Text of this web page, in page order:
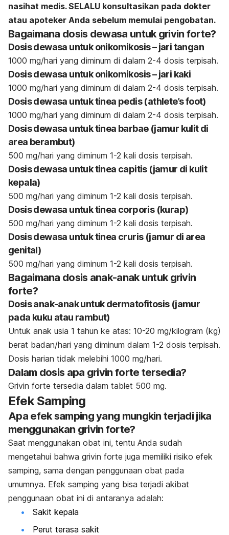
nasihat medis. SELALU konsultasikan pada dokter
atau apoteker Anda sebelum memulai pengobatan.
Bagaimana dosis dewasa untuk grivin forte?
Dosis dewasa untuk onikomikosis – jari tangan
1000 mg/hari yang diminum di dalam 2-4 dosis terpisah.
Dosis dewasa untuk onikomikosis – jari kaki
1000 mg/hari yang diminum di dalam 2-4 dosis terpisah.
Dosis dewasa untuk tinea pedis (athlete’s foot)
1000 mg/hari yang diminum di dalam 2-4 dosis terpisah.
Dosis dewasa untuk tinea barbae (jamur kulit di
area berambut)
500 mg/hari yang diminum 1-2 kali dosis terpisah.
Dosis dewasa untuk tinea capitis (jamur di kulit
kepala)
500 mg/hari yang diminum 1-2 kali dosis terpisah.
Dosis dewasa untuk tinea corporis (kurap)
500 mg/hari yang diminum 1-2 kali dosis terpisah.
Dosis dewasa untuk tinea cruris (jamur di area
genital)
500 mg/hari yang diminum 1-2 kali dosis terpisah.
Bagaimana dosis anak-anak untuk grivin
forte?
Dosis anak-anak untuk dermatofitosis (jamur
pada kuku atau rambut)
Untuk anak usia 1 tahun ke atas: 10-20 mg/kilogram (kg)
berat badan/hari yang diminum dalam 1-2 dosis terpisah.
Dosis harian tidak melebihi 1000 mg/hari.
Dalam dosis apa grivin forte tersedia?
Grivin forte tersedia dalam tablet 500 mg.
Efek Samping
Apa efek samping yang mungkin terjadi jika
menggunakan grivin forte?
Saat menggunakan obat ini, tentu Anda sudah
mengetahui bahwa grivin forte juga memiliki risiko efek
samping, sama dengan penggunaan obat pada
umumnya. Efek samping yang bisa terjadi akibat
penggunaan obat ini di antaranya adalah:
Sakit kepala
Perut terasa sakit